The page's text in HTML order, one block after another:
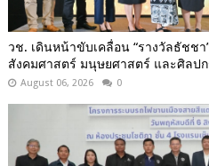
วช. เดินหน้าขับเคลื่อน “รางวัลธัชช
สังคมศาสตร์ มนุษยศาสตร์ และศิลป
August 06, 2026 0